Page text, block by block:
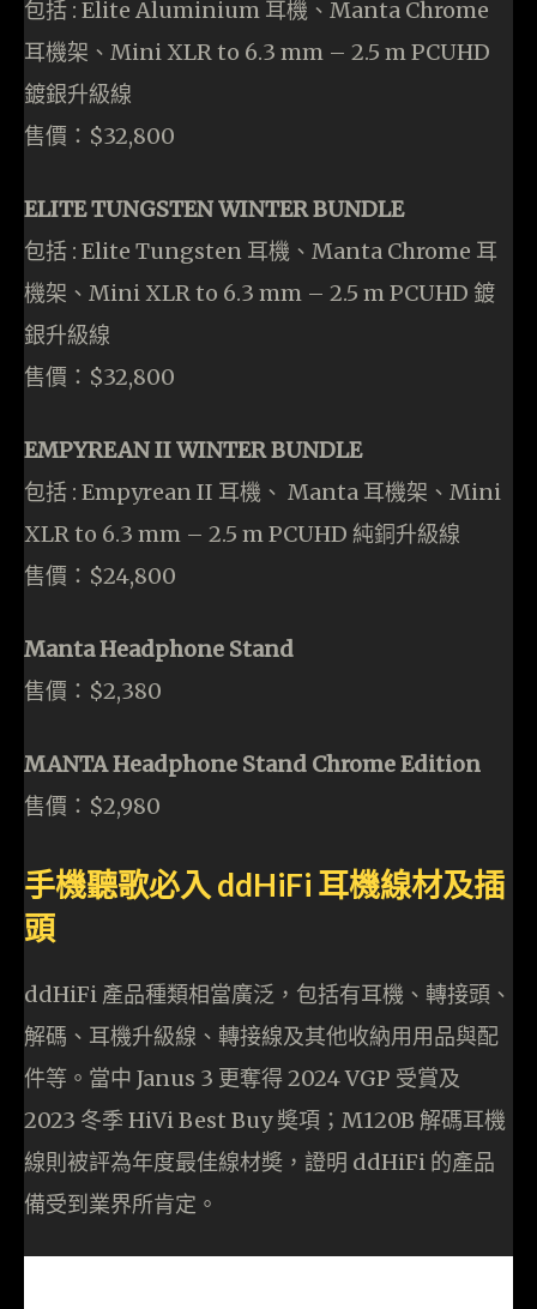
包括 : Elite Aluminium 耳機、Manta Chrome
耳機架、Mini XLR to 6.3 mm – 2.5 m PCUHD
鍍銀升級線
售價：$32,800
ELITE TUNGSTEN WINTER BUNDLE
包括 : Elite Tungsten 耳機、Manta Chrome 耳
機架、Mini XLR to 6.3 mm – 2.5 m PCUHD 鍍
銀升級線
售價：$32,800
EMPYREAN II WINTER BUNDLE
包括 : Empyrean II 耳機、 Manta 耳機架、Mini
XLR to 6.3 mm – 2.5 m PCUHD 純銅升級線
售價：$24,800
Manta Headphone Stand
售價：$2,380
MANTA Headphone Stand Chrome Edition
售價：$2,980
手機聽歌必入 ddHiFi 耳機線材及插
頭
ddHiFi 產品種類相當廣泛，包括有耳機、轉接頭、
解碼、耳機升級線、轉接線及其他收納用用品與配
件等。當中 Janus 3 更奪得 2024 VGP 受賞及
2023 冬季 HiVi Best Buy 奬項；M120B 解碼耳機
線則被評為年度最佳線材奬，證明 ddHiFi 的產品
備受到業界所肯定。